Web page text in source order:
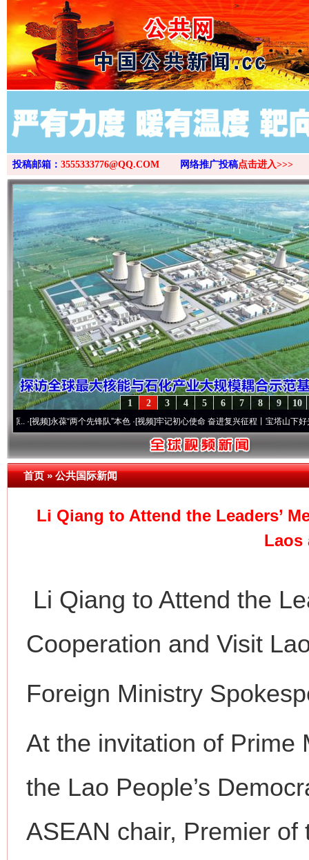
>
投稿邮箱： 3555333776@QQ.COM 网络推广投稿点击进入>>>
10
9
8
7
6
5
4
3
2
1
·[视频]永葆“两个先锋队”本色·[视频]牢记初心使命 奋进复兴征程丨宝塔山下好光景..
首页»公共国际新闻
Li Qiang to Attend the Leaders’
Laos
Li Qiang to Attend the
Cooperation and Visit
Foreign Ministry
At the invitation of Prime
the Lao People’s
ASEAN chair, Premier